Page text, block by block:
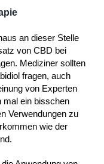
an dieser Stelle
von CBD bei
Mediziner sollten
fragen, auch
von Experten
mal ein bisschen
Verwendungen zu
wie der